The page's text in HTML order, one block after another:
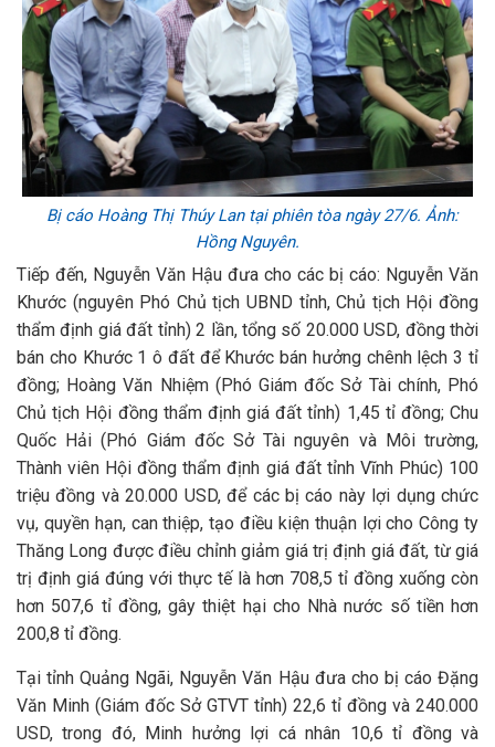
Bị cáo Hoàng Thị Thúy Lan tại phiên tòa ngày 27/6. Ảnh:
Hồng Nguyên.
Tiếp đến, Nguyễn Văn Hậu đưa cho các bị cáo: Nguyễn Văn
Khước (nguyên Phó Chủ tịch UBND tỉnh, Chủ tịch Hội đồng
thẩm định giá đất tỉnh) 2 lần, tổng số 20.000 USD, đồng thời
bán cho Khước 1 ô đất để Khước bán hưởng chênh lệch 3 tỉ
đồng; Hoàng Văn Nhiệm (Phó Giám đốc Sở Tài chính, Phó
Chủ tịch Hội đồng thẩm định giá đất tỉnh) 1,45 tỉ đồng; Chu
Quốc Hải (Phó Giám đốc Sở Tài nguyên và Môi trường,
Thành viên Hội đồng thẩm định giá đất tỉnh Vĩnh Phúc) 100
triệu đồng và 20.000 USD, để các bị cáo này lợi dụng chức
vụ, quyền hạn, can thiệp, tạo điều kiện thuận lợi cho Công ty
Thăng Long được điều chỉnh giảm giá trị định giá đất, từ giá
trị định giá đúng với thực tế là hơn 708,5 tỉ đồng xuống còn
hơn 507,6 tỉ đồng, gây thiệt hại cho Nhà nước số tiền hơn
200,8 tỉ đồng.
Tại tỉnh Quảng Ngãi, Nguyễn Văn Hậu đưa cho bị cáo Đặng
Văn Minh (Giám đốc Sở GTVT tỉnh) 22,6 tỉ đồng và 240.000
USD, trong đó, Minh hưởng lợi cá nhân 10,6 tỉ đồng và